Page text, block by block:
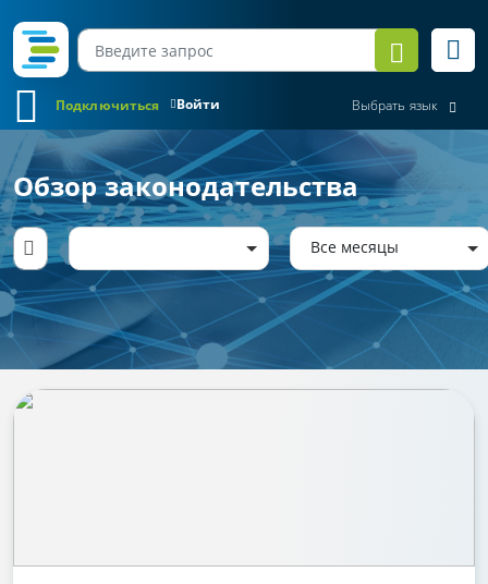
Войти
Подключиться Выбрать язык
Обзор законодательства
Все месяцы